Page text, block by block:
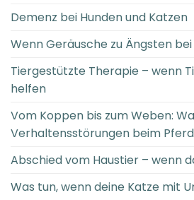
Demenz bei Hunden und Katzen
Wenn Geräusche zu Ängsten
Tiergestützte Therapie – wenn
helfen
Vom Koppen bis zum Weben:
Verhaltensstörungen beim
Abschied vom Haustier – wenn
Was tun, wenn deine Katze mit